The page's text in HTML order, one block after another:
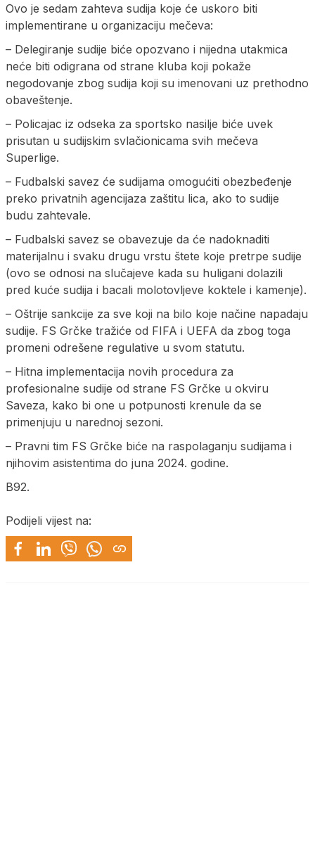
Ovo je sedam zahteva sudija koje će uskoro biti
implementirane u organizaciju mečeva:
– Delegiranje sudije biće opozvano i nijedna utakmica
neće biti odigrana od strane kluba koji pokaže
negodovanje zbog sudija koji su imenovani uz prethodno
obaveštenje.
– Policajac iz odseka za sportsko nasilje biće uvek
prisutan u sudijskim svlačionicama svih mečeva
Superlige.
– Fudbalski savez će sudijama omogućiti obezbeđenje
preko privatnih agencijaza zaštitu lica, ako to sudije
budu zahtevale.
– Fudbalski savez se obavezuje da će nadoknaditi
materijalnu i svaku drugu vrstu štete koje pretrpe sudije
(ovo se odnosi na slučajeve kada su huligani dolazili
pred kuće sudija i bacali molotovljeve koktele i kamenje).
– Oštrije sankcije za sve koji na bilo koje načine napadaju
sudije. FS Grčke tražiće od FIFA i UEFA da zbog toga
promeni odrešene regulative u svom statutu.
– Hitna implementacija novih procedura za
profesionalne sudije od strane FS Grčke u okviru
Saveza, kako bi one u potpunosti krenule da se
primenjuju u narednoj sezoni.
– Pravni tim FS Grčke biće na raspolaganju sudijama i
njihovim asistentima do juna 2024. godine.
B92.
Podijeli vijest na: